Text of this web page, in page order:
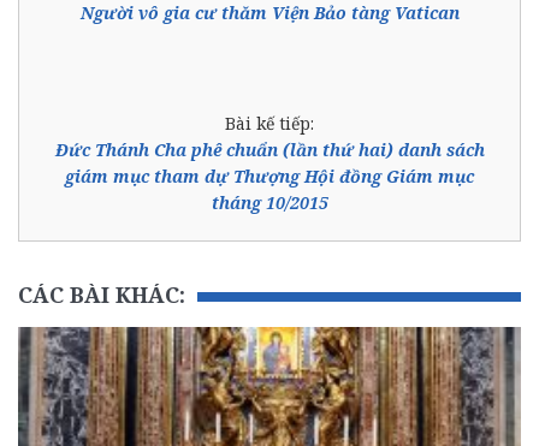
Người vô gia cư thăm Viện Bảo tàng Vatican
Bài kế tiếp:
Đức Thánh Cha phê chuẩn (lần thứ hai) danh sách
giám mục tham dự Thượng Hội đồng Giám mục
tháng 10/2015
CÁC BÀI KHÁC: